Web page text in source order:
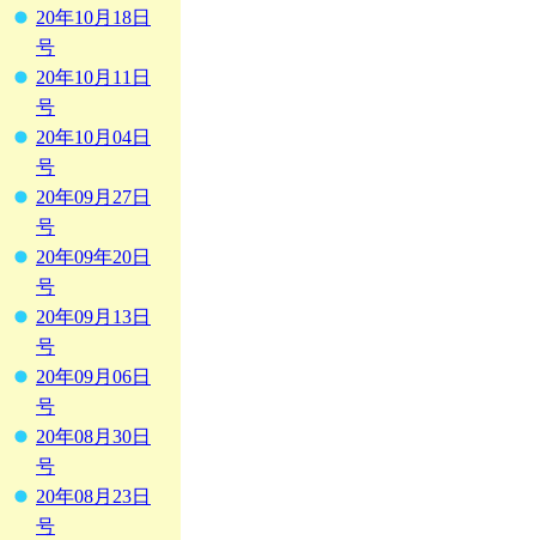
20年10月18日
号
20年10月11日
号
20年10月04日
号
20年09月27日
号
20年09年20日
号
20年09月13日
号
20年09月06日
号
20年08月30日
号
20年08月23日
号